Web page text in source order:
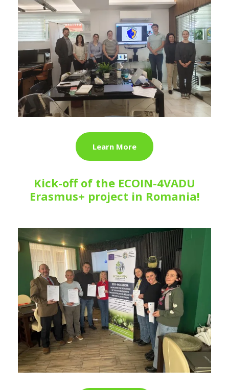
Learn More
Kick-off of the ECOIN-4VADU
Erasmus+ project in Romania!